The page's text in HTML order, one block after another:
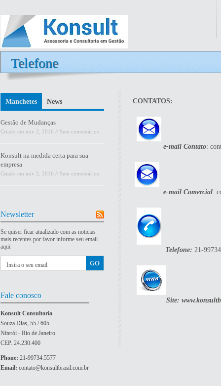
Telefone
CONTATOS:
e-mail Contato:
e-mail Comercial:
Telefone: 21-
Site:
Manchetes News
Gestão de Mudanças
Criado em nov 2, 2016 // Sem comentários
Konsult na medida certa para sua
empresa
Criado em nov 2, 2016 // Sem comentários
Newsletter
Se quiser ficar atualizado com as noticias
mais recentes por favor informe seu email
aqui
Fale conosco
Konsult Consultoria
Souza Dias, 55 / 605
Niterói - Rio de Janeiro
CEP. 24.230.400
Phone: 21-99734.5577
Email: contato@konsultbrasil.com.br